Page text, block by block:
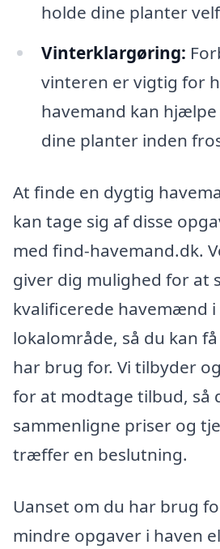
holde dine planter
Vinterklargøring:
vinteren er vigtig for
havemand kan
dine planter inden
At finde en dygtig
kan tage sig af disse
med find-havemand.dk.
giver dig mulighed for at
kvalificerede havemænd
lokalområde, så du kan
har brug for. Vi tilbyder
for at modtage tilbud, så
sammenligne priser og
træffer en beslutning.
Uanset om du har brug
mindre opgaver i haven